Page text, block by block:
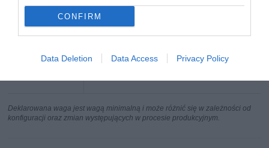
CONFIRM
Data Deletion Data Access Privacy Policy
Biały
Dodatkowe
Kabel USB do ładowania i transmisji danych
Stylowy design z bawełnianym oplotem i
Deklarowana waga jest wagą minimalną i może różnić się w zależności od
konfiguracji oraz zmian występujących w procesie produkcyjnym.